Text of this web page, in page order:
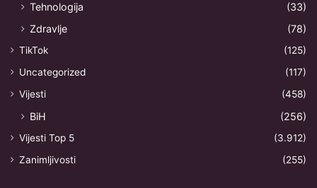
Tehnologija
(33)
Zdravlje
(78)
TikTok
(125)
Uncategorized
(117)
Vijesti
(458)
BiH (256)
Vijesti Top 5
(3.912)
Zanimljivosti
(255)